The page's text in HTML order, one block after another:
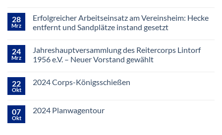
zu
Erfolgreiches
Ostereierschießen
Lintorf
1956
e.V.
28
Mrz
Erfolgreicher Arbeitseinsatz am Vereinsheim: Hecke
entfernt und Sandplätze instand gesetzt
zu
Erfolgreicher
Arbeitseinsatz
Hecke
instand
gesetzt
24
Mrz
Jahreshauptversammlung des Reitercorps Lintorf
1956 e.V. – Neuer Vorstand gewählt
zu
Jahreshauptversammlung
Lintorf
1956
22
Okt
2024 Corps-Königsschießen
2024
07
Okt
2024 Planwagentour